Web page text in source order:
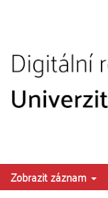
Zobrazit záznam